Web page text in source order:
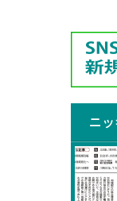
ニ